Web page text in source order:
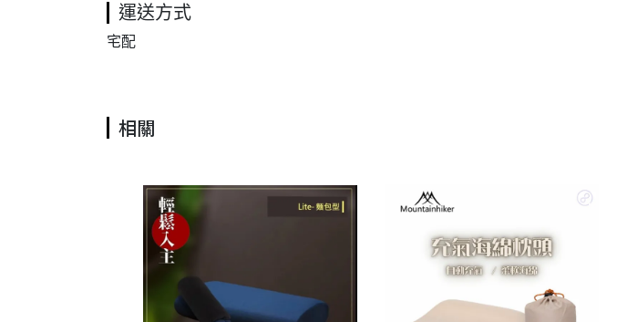
運送方式
宅配
相關